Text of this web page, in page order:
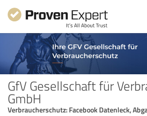
GfV Gesellschaft für
GmbH
Verbraucherschutz: Facebook Datenleck,